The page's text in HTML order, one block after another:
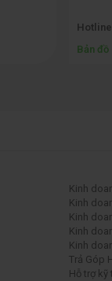
Bản đồ
Kinh
Kinh
Kinh
Kinh
Kinh
Trả Góp
Hỗ trợ kỹ